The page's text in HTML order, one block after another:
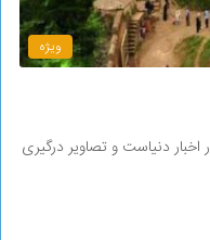
ویژه
اخبار دنیاست و تصاویر درگیری